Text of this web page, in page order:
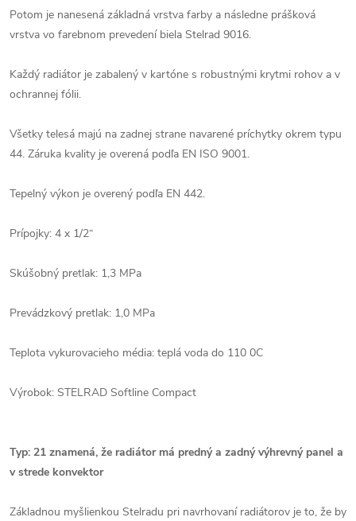
Potom je nanesená základná vrstva farby a následne prášková
vrstva vo farebnom prevedení biela Stelrad 9016.
Každý radiátor je zabalený v kartóne s robustnými krytmi rohov a v
ochrannej fólii.
Všetky telesá majú na zadnej strane navarené príchytky okrem typu
44. Záruka kvality je overená podľa EN ISO 9001.
Tepelný výkon je overený podľa EN 442.
Prípojky: 4 x 1/2“
Skúšobný pretlak: 1,3 MPa
Prevádzkový pretlak: 1,0 MPa
Teplota vykurovacieho média: teplá voda do 110 0C
Výrobok: STELRAD Softline Compact
Typ: 21 znamená, že radiátor má predný a zadný výhrevný panel a
v strede konvektor
Základnou myšlienkou Stelradu pri navrhovaní radiátorov je to, že by